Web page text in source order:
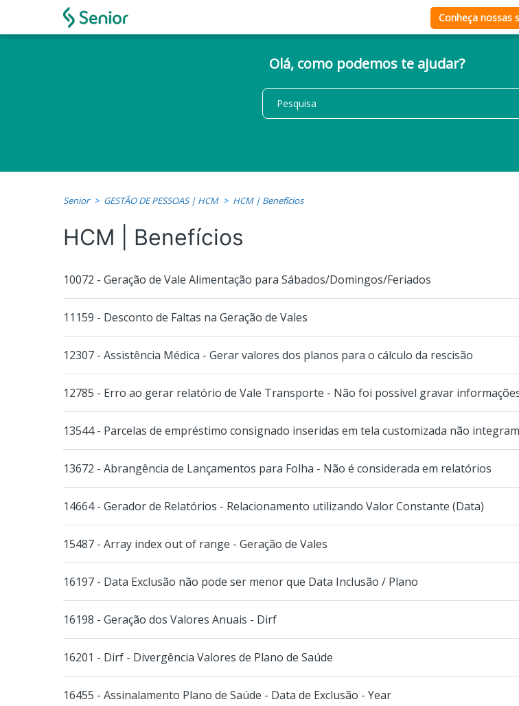
Conheça nossas
Olá, como podemos te ajudar?
Senior GESTÃO DE PESSOAS | HCM HCM | Benefícios
HCM | Benefícios
10072 - Geração de Vale Alimentação para Sábados/Domingos/Feriados
11159 - Desconto de Faltas na Geração de Vales
12307 - Assistência Médica - Gerar valores dos planos para o cálculo da rescisão
12785 - Erro ao gerar relatório de Vale Transporte - Não foi possível gravar
13544 - Parcelas de empréstimo consignado inseridas em tela customizada não integram
13672 - Abrangência de Lançamentos para Folha - Não é considerada em relatórios
14664 - Gerador de Relatórios - Relacionamento utilizando Valor Constante (Data)
15487 - Array index out of range - Geração de Vales
16197 - Data Exclusão não pode ser menor que Data Inclusão / Plano
16198 - Geração dos Valores Anuais - Dirf
16201 - Dirf - Divergência Valores de Plano de Saúde
16455 - Assinalamento Plano de Saúde - Data de Exclusão - Year